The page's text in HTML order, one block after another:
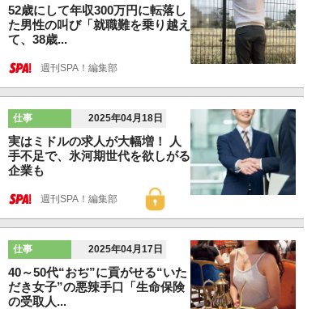
52歳にして年収300万円に転落し
た男性の叫び「就職難を乗り越え
て、38歳...
週刊SPA！編集部
仕事 2025年04月18日
実はミドルの求人が大幅増！ 人
手不足で、氷河期世代を欲しがる
企業も
週刊SPA！編集部
仕事 2025年04月17日
40～50代“おぢ”に貢がせる“いた
だき女子”の悪辣手口「生命保険
の受取人...